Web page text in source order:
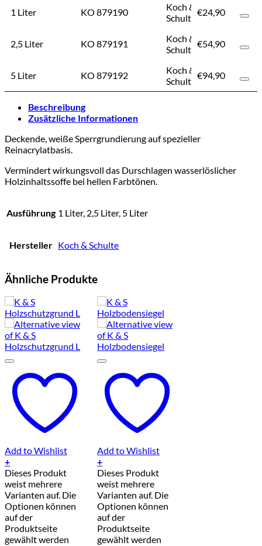
1 Liter
KO 879190
Koch &
Schulte
24,90
2,5 Liter KO 879191
Koch &
Schulte
54,90
5 Liter KO 879192
Koch &
Schulte
94,90
€24,90
€54,90
€94,90
Beschreibung
Zusätzliche Informationen
Deckende, weiße Sperrgrundierung auf spezieller
Reinacrylatbasis.
Vermindert wirkungsvoll das Durschlagen wasserlöslicher
Holzinhaltssoffe bei hellen Farbtönen.
Ausführung 1 Liter, 2,5 Liter, 5 Liter
Hersteller Koch & Schulte
Ähnliche Produkte
Add to Wishlist
+
Dieses Produkt
weist mehrere
Varianten auf. Die
Optionen können
auf der
Produktseite
gewählt werden
Add to Wishlist
+
Dieses Produkt
weist mehrere
Varianten auf. Die
Optionen können
auf der
Produktseite
gewählt werden